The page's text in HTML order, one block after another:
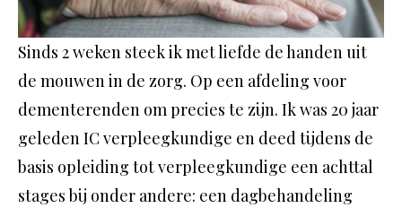
Sinds 2 weken steek ik met liefde de handen uit
de mouwen in de zorg. Op een afdeling voor
dementerenden om precies te zijn. Ik was 20 jaar
geleden IC verpleegkundige en deed tijdens de
basis opleiding tot verpleegkundige een achttal
stages bij onder andere: een dagbehandeling